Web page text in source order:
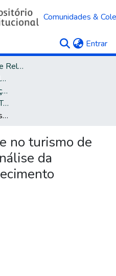
Comunidades &
Entrar
Teses, Dissertações e Relatórios
Teses, Dissertações e Relatórios defendidos na UCS
Programa de Pós-Graduação em Turismo e Hospitalidade
Mestrado Acadêmico em Turismo e Hospitalidade
A sustentabilidade no turismo de bem-estar: uma análise da produção do conhecimento
no turismo de
da